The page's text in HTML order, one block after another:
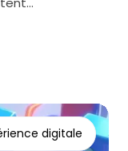
digitale